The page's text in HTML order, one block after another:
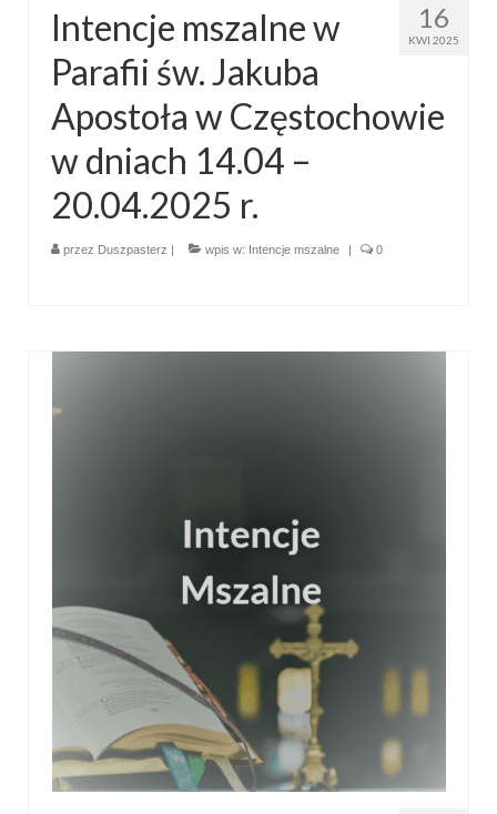
16
KWI 2025
Intencje mszalne w
Parafii św. Jakuba
Apostoła w Częstochowie
w dniach 14.04 –
20.04.2025 r.
przez Duszpasterz wpis w: Intencje mszalne 0